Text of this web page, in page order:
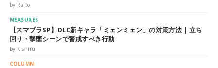
by Raito
MEASURES
【スマブラSP】DLC新キャラ「ミェンミェン」の対策方法 | 立ち
回り・撃墜シーンで警戒すべき行動
by Kishiru
COLUMN